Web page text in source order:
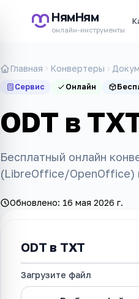
НямНям
онлайн-инструменты
Главная Конвертеры
Сервис Онлайн
ODT в
Бесплатный онлайн
(LibreOffice/OpenOffice)
Обновлено: 16 мая 2026 г.
ODT в TXT
Загрузите файл